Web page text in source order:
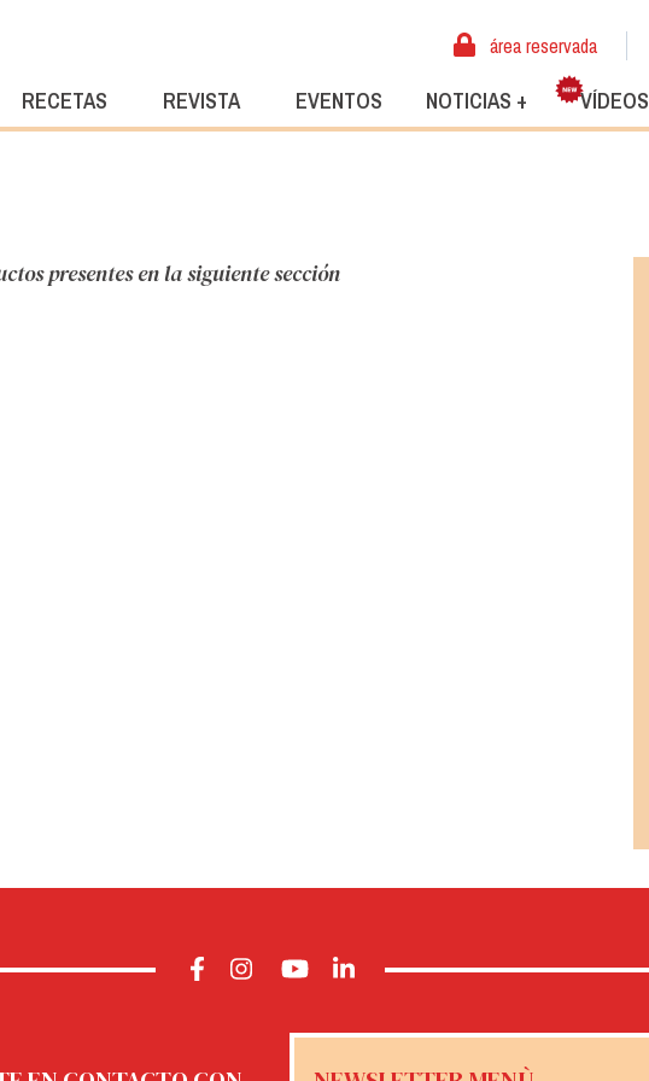
área reservada
RECETAS REVISTA EVENTOS NOTICIAS + VÍDEOS
presentes en la siguiente sección